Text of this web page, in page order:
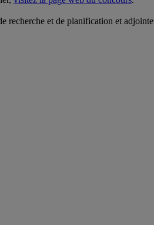
recherche et de planification et